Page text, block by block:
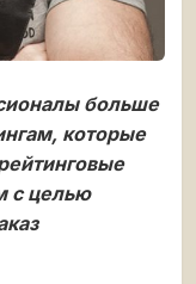
больше
которые
с целью